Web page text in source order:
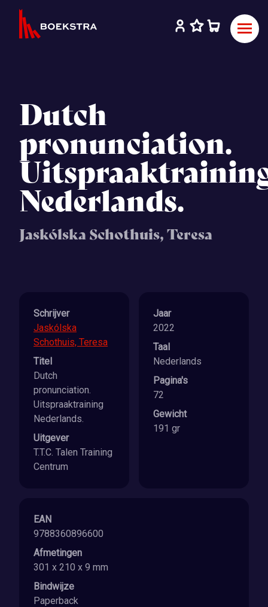
Dutch
pronunciation.
Nederlands.
Jaskólska Schothuis, Teresa
Schrijver
Jaskólska
Schothuis, Teresa
Titel
Dutch
pronunciation.
Uitspraaktraining
Nederlands.
Uitgever
T.T.C. Talen Training
Centrum
Jaar
2022
Taal
Nederlands
Pagina's
72
Gewicht
191 gr
EAN
9788360896600
Afmetingen
301 x 210 x 9 mm
Bindwijze
Paperback